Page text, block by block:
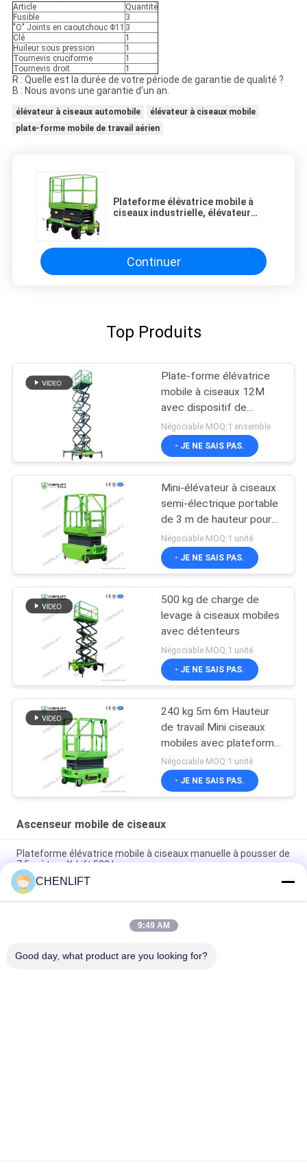
Article
Quantité
Fusible
3
"O" Joints en caoutchouc Φ11 3
Clé
1
Huileur sous pression
1
Tournevis cruciforme
1
Tournevis droit
1
R : Quelle est la durée de votre période de garantie de qualité ?
B : Nous avons une garantie d'un an.
élévateur à ciseaux automobile
élévateur à ciseaux mobile
plate-forme mobile de travail aérien
Plateforme élévatrice mobile à
ciseaux industrielle, élévateur
rouge
Continuer
Top Produits
Plate-forme élévatrice
mobile à ciseaux 12M
avec dispositif de
traction
Négociable MOQ:1 ensemble
- JE NE SAIS PAS.
Mini-élévateur à ciseaux
semi-électrique portable
de 3 m de hauteur pour
entrepôt
Négociable MOQ:1 unité
- JE NE SAIS PAS.
500 kg de charge de
levage à ciseaux mobiles
avec détenteurs
Négociable MOQ:1 unité
- JE NE SAIS PAS.
240 kg 5m 6m Hauteur
de travail Mini ciseaux
mobiles avec plateforme
d'extension
Négociable MOQ:1 unité
- JE NE SAIS PAS.
Ascenseur mobile de ciseaux
Plateforme élévatrice mobile à ciseaux manuelle à pousser de
7,5 mètres X-Lift 500 kg
Plateforme élévatrice à ciseaux électrique compacte de 14M
avec dispositif motorisé, capacité de charge de 450 kg
Mini Plate-forme élévatrice de 3,9 mètres avec plaque à
CHENLIFT
9:49 AM
Good day, what product are you looking for?